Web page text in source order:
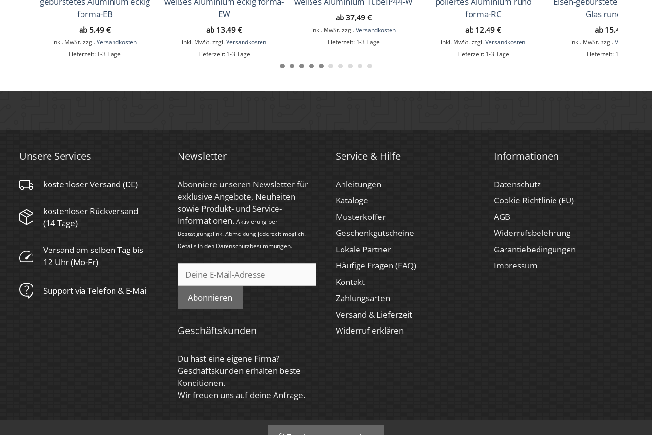
forma-EB
ab 5,49 €
inkl. MwSt. zzgl. Versandkosten
Lieferzeit: 1-3 Tage
EW
ab 13,49 €
inkl. MwSt. zzgl. Versandkosten
Lieferzeit: 1-3 Tage
ab 37,49 €
inkl. MwSt. zzgl. Versandkosten
Lieferzeit: 1-3 Tage
forma-RC
ab 12,49 €
inkl. MwSt. zzgl. Versandkosten
Lieferzeit: 1-3 Tage
Glas rund IP44
ab 15,49
inkl. MwSt. zzgl.
Lieferzeit: 1-3 Tage
Unsere Services
kostenloser Versand (DE)
kostenloser Rückversand
(14 Tage)
Versand am selben Tag bis
12 Uhr (Mo-Fr)
Support via Telefon & E-Mail
Newsletter
Abonniere unseren Newsletter für
exklusive Angebote, Neuheiten
sowie Produkt- und Service-
Informationen. Aktivierung per
Bestätigungslink. Abmeldung jederzeit möglich.
Details in den Datenschutzbestimmungen.
Abonnieren
Geschäftskunden
Du hast eine eigene Firma?
Geschäftskunden erhalten beste
Konditionen.
Wir freuen uns auf deine Anfrage.
Service & Hilfe
Anleitungen
Kataloge
Musterkoffer
Geschenkgutscheine
Lokale Partner
Häufige Fragen (FAQ)
Kontakt
Zahlungsarten
Versand & Lieferzeit
Widerruf erklären
Informationen
Datenschutz
Cookie-Richtlinie (EU)
AGB
Widerrufsbelehrung
Garantiebedingungen
Impressum